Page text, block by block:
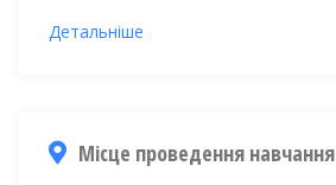
Детальніше
Місце проведення навчання